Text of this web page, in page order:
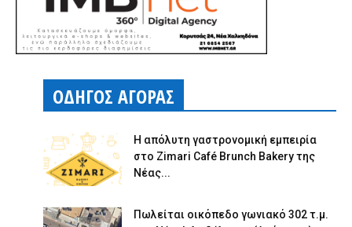
ΟΔΗΓΟΣ ΑΓΟΡΑΣ
Η απόλυτη γαστρονομική εμπειρία
στο Zimari Café Brunch Bakery της
Νέας...
Πωλείται οικόπεδο γωνιακό 302 τ.μ.